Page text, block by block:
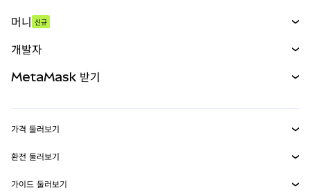
무기한 선물
실물자산
머니 신규
개발자
MetaMask Connect
Snaps
MetaMask 받기
보안
가격 둘러보기
이더리움 가격
솔라나 가격
환전 둘러보기
ETH를 USD로 환전
가이드 둘러보기